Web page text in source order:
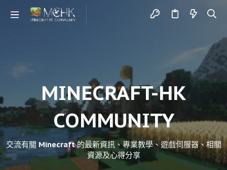
MINECRAFT-HK
COMMUNITY
交流有關 Minecraft 的最新資訊、專業教學、遊戲伺服器、相關
資源及心得分享